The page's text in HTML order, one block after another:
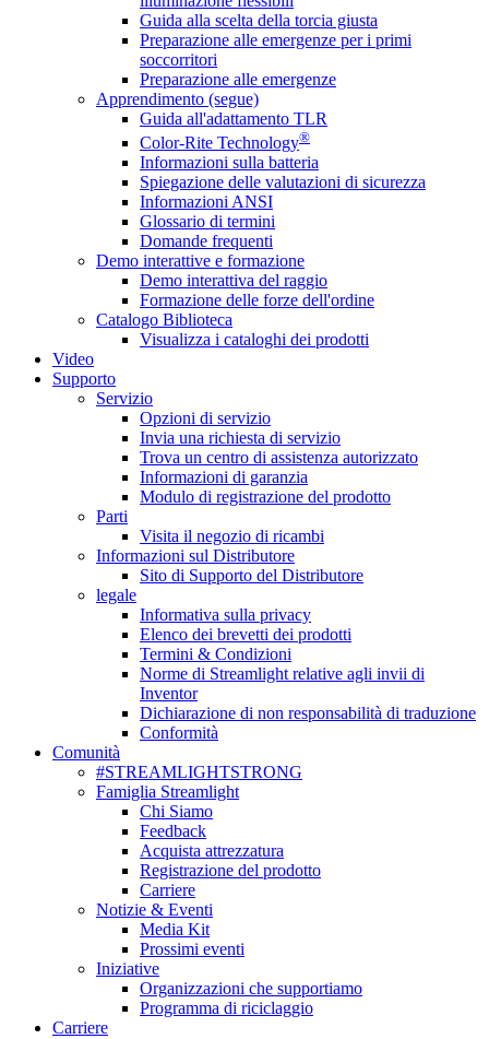
Guida alla scelta della torcia giusta
Preparazione alle emergenze per i primi
soccorritori
Preparazione alle emergenze
Apprendimento (segue)
Guida all'adattamento TLR
Color-Rite Technology®
Informazioni sulla batteria
Spiegazione delle valutazioni di sicurezza
Informazioni ANSI
Glossario di termini
Domande frequenti
Demo interattive e formazione
Demo interattiva del raggio
Formazione delle forze dell'ordine
Catalogo Biblioteca
Visualizza i cataloghi dei prodotti
Video
Supporto
Servizio
Opzioni di servizio
Invia una richiesta di servizio
Trova un centro di assistenza autorizzato
Informazioni di garanzia
Modulo di registrazione del prodotto
Parti
Visita il negozio di ricambi
Informazioni sul Distributore
Sito di Supporto del Distributore
legale
Informativa sulla privacy
Elenco dei brevetti dei prodotti
Termini & Condizioni
Norme di Streamlight relative agli invii di
Inventor
Dichiarazione di non responsabilità di traduzione
Conformità
Comunità
#STREAMLIGHTSTRONG
Famiglia Streamlight
Chi Siamo
Feedback
Acquista attrezzatura
Registrazione del prodotto
Carriere
Notizie & Eventi
Media Kit
Prossimi eventi
Iniziative
Organizzazioni che supportiamo
Programma di riciclaggio
Carriere